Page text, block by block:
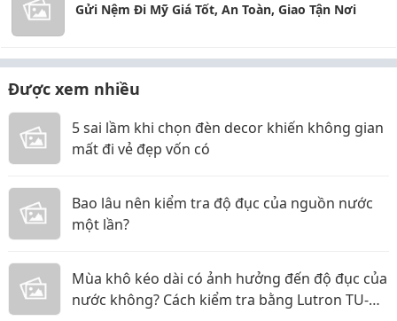
Gửi Nệm Đi Mỹ Giá Tốt, An Toàn, Giao Tận Nơi
Được xem nhiều
5 sai lầm khi chọn đèn decor khiến không gian
mất đi vẻ đẹp vốn có
Bao lâu nên kiểm tra độ đục của nguồn nước
một lần?
Mùa khô kéo dài có ảnh hưởng đến độ đục của
nước không? Cách kiểm tra bằng Lutron TU-